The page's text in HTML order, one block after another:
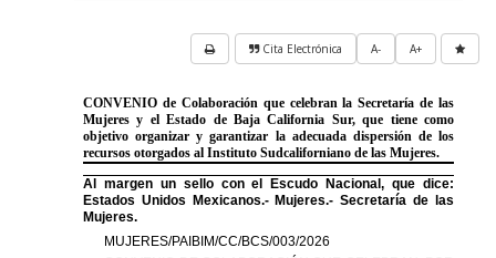
A+
A-
Cita Electrónica